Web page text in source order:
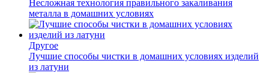
Несложная технология правильного закаливания
металла в домашних условиях
Другое
Лучшие способы чистки в домашних условиях изделий
из латуни